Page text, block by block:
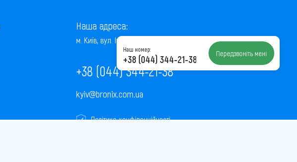
Наша адреса:
м. Київ, вул. Інститутська, 22/7, оф. 41
+38 (044) 344-21-38
kyiv@bronix.com.ua
Політика конфіденційності
Наш номер:
+38 (044) 344-21-38 Передзвоніть мені